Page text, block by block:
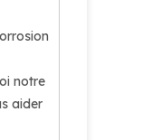
notre
aider